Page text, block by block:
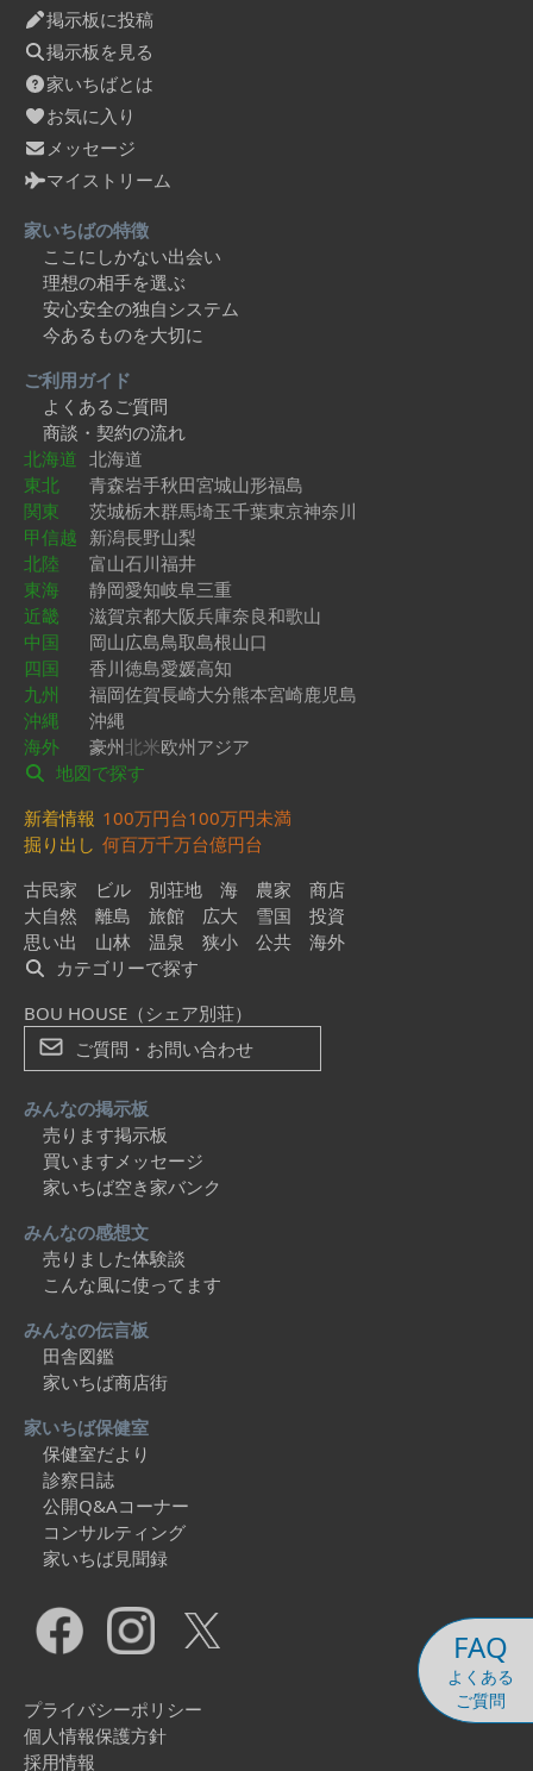
FAQ
よくある
ご質問
掲示板に投稿
掲示板を見る
家いちばとは
お気に入り
メッセージ
マイストリーム
家いちばの特徴
ここにしかない出会い
理想の相手を選ぶ
安心安全の独自システム
今あるものを大切に
ご利用ガイド
よくあるご質問
商談・契約の流れ
北海道 北海道
東北
青森岩手秋田宮城山形福島
関東
茨城栃木群馬埼玉千葉東京神奈川
甲信越 新潟長野山梨
北陸
富山石川福井
東海
静岡愛知岐阜三重
近畿
滋賀京都大阪兵庫奈良和歌山
中国
岡山広島鳥取島根山口
四国
香川徳島愛媛高知
九州
福岡佐賀長崎大分熊本宮崎鹿児島
沖縄
沖縄
海外
豪州北米欧州アジア
地図で探す
新着情報 100万円台100万円未満
掘り出し 何百万千万台億円台
古民家
ビル 別荘地 海 農家
商店
大自然
離島 旅館 広大 雪国
投資
思い出
山林 温泉 狭小 公共
海外
カテゴリーで探す
BOU HOUSE（シェア別荘）
ご質問・お問い合わせ
みんなの掲示板
売ります掲示板
買いますメッセージ
家いちば空き家バンク
みんなの感想文
売りました体験談
こんな風に使ってます
みんなの伝言板
田舎図鑑
家いちば商店街
家いちば保健室
保健室だより
診察日誌
公開Q&Aコーナー
コンサルティング
家いちば見聞録
プライバシーポリシー
個人情報保護方針
採用情報